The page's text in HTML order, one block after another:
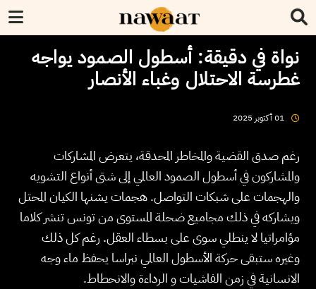
نواة في دقيقة: أسطول الصمود يواجه
غطرسة الاحتلال وغباء الأنصار
01أكتوبر 2025
رغم صدق القضية والمخاطر المحدقة، يتعرض المشاركات
والمشاركون في أسطول الصمود العالمي إلى شتى أنواع التشويه
والهجمات على شبكات التواصل. هجمات يشنها الكيان المحتل
ويشاركه في ذلك مجاميع ضحلة المستوى من تونس تنشر كلاما
مؤامراتيا لا ينطلي سوى على بسطاء العقل. رغم كل ذلك
وغيره ستبقى حركة الأسطول العالمي نبراسا يحفظ ماء وجه
الانسانية في زمن الفاشيات و الرداءة والانحطاط.